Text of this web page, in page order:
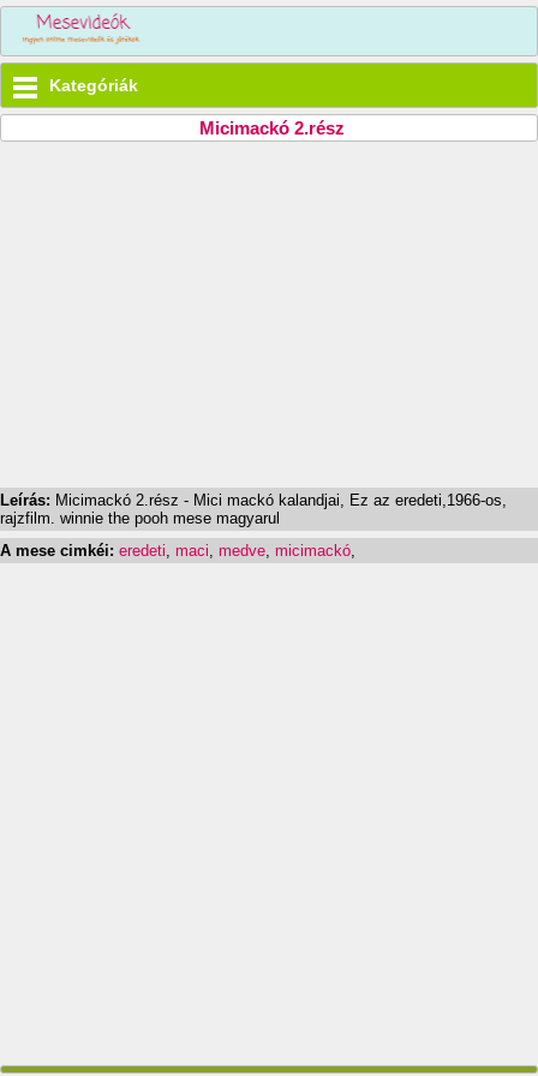
Kategóriák
Micimackó 2.rész
Leírás: Micimackó 2.rész - Mici mackó kalandjai, Ez az eredeti,1966-os,
rajzfilm. winnie the pooh mese magyarul
A mese cimkéi: eredeti maci medve micimackó